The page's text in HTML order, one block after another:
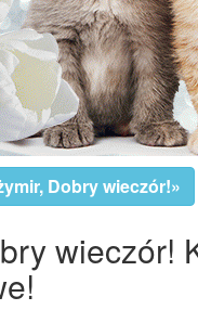
Dobry wieczór!»
wieczór!